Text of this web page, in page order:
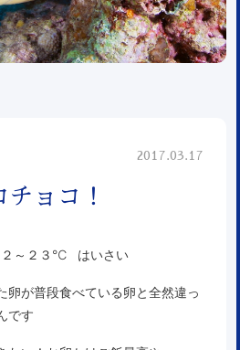
2017.03.17
ョコ！
～２３℃ はいさい
卵が普段食べている卵と全然違っ
です